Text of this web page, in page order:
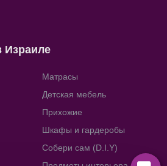
Израиле
Матрасы
Детская мебель
Прихожие
Шкафы и гардеробы
Собери сам (D.I.Y)